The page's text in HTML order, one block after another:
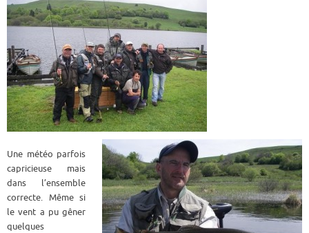
Une météo parfois
capricieuse mais
dans l’ensemble
correcte. Même si
le vent a pu gêner
quelques